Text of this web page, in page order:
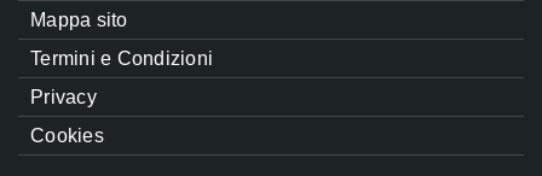
Mappa sito
Termini e Condizioni
Privacy
Cookies